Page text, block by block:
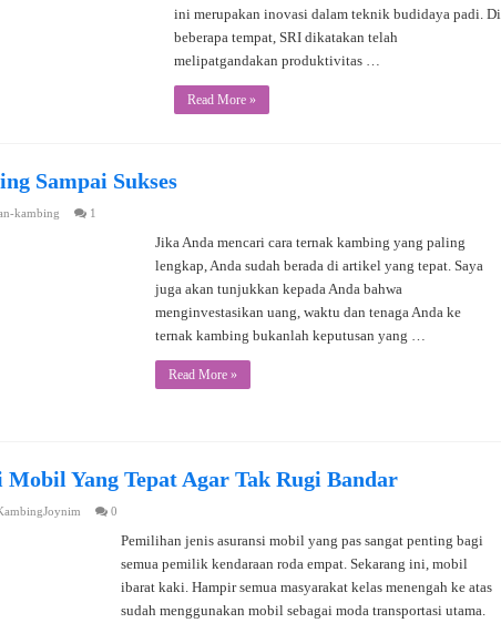
ini merupakan inovasi dalam teknik budidaya padi. Di
beberapa tempat, SRI dikatakan telah
melipatgandakan produktivitas …
Read More »
Sampai Sukses
kambing 1
Jika Anda mencari cara ternak kambing yang paling
lengkap, Anda sudah berada di artikel yang tepat. Saya
juga akan tunjukkan kepada Anda bahwa
menginvestasikan uang, waktu dan tenaga Anda ke
ternak kambing bukanlah keputusan yang …
Read More »
Yang Tepat Agar Tak Rugi Bandar
0
Pemilihan jenis asuransi mobil yang pas sangat penting bagi
semua pemilik kendaraan roda empat. Sekarang ini, mobil
ibarat kaki. Hampir semua masyarakat kelas menengah ke atas
sudah menggunakan mobil sebagai moda transportasi utama.